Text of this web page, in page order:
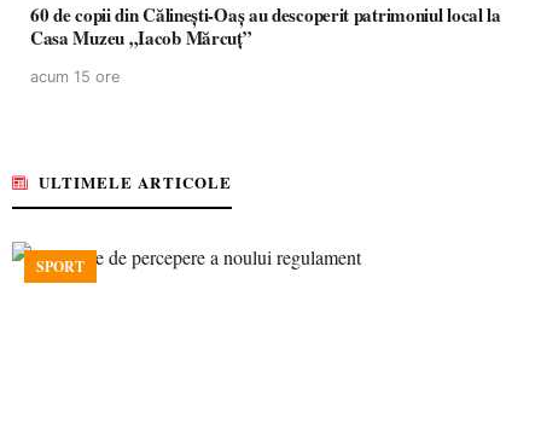
60 de copii din Călinești-Oaș au descoperit patrimoniul local la
Casa Muzeu „Iacob Mărcuț”
acum 15 ore
ULTIMELE ARTICOLE
SPORT